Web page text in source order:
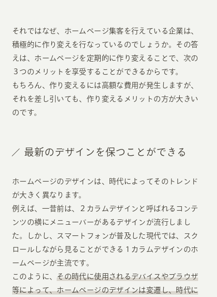
それではなぜ、ホームページ集客を行えている企業は、
積極的に作り変えを行なっているのでしょうか。その答
えは、ホームページを定期的に作り変えることで、次の
３つのメリットを享受することができるからです。
もちろん、作り変えるには高額な費用が発生しますが、
それを差し引いても、作り変えるメリットの方が大きい
のです。
最新のデザインを保つことができる
ホームページのデザインは、時代によってそのトレンド
が大きく異なります。
例えば、一昔前は、２カラムデザインと呼ばれるコンテ
ンツの横にメニューバーがあるデザインが流行しまし
た。しかし、スマートフォンが普及した現代では、スク
ロールしながら見ることができる１カラムデザインのホ
ームページが主流です。
このように、その時代に使用されるデバイスやブラウザ
等によって、ホームページのデザインは変遷し、時代に